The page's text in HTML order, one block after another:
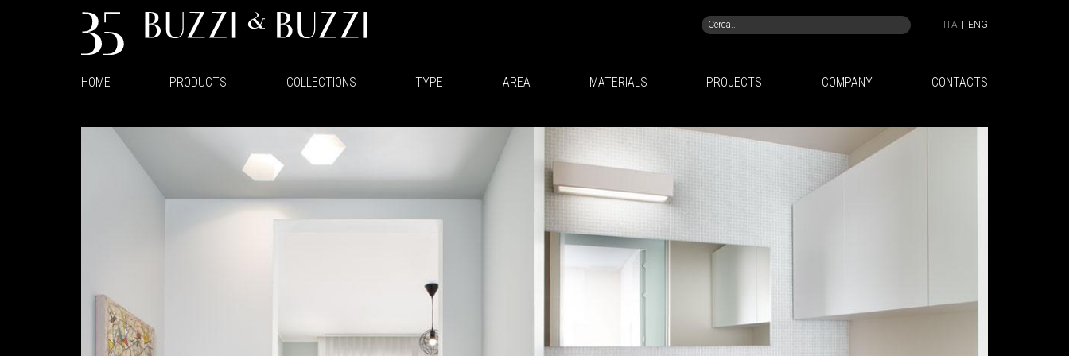
ITA ENG
HOME PRODUCTS COLLECTIONS TYPE AREA MATERIALS PROJECTS COMPANY CONTACTS